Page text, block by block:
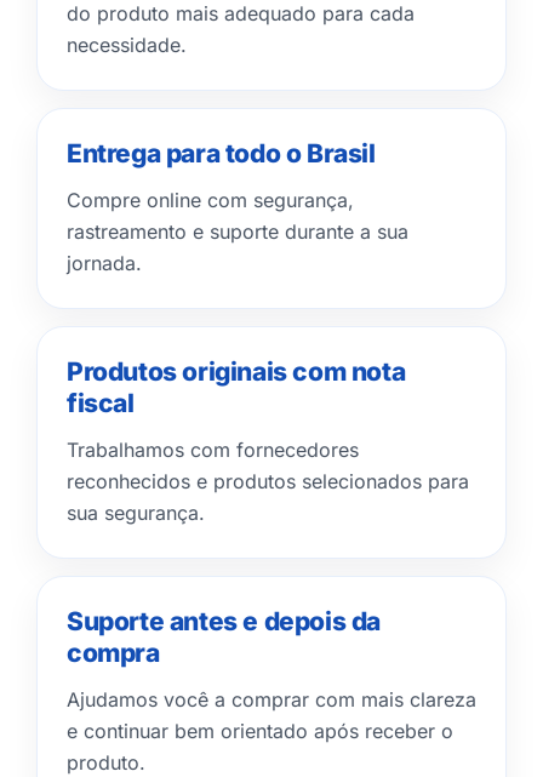
do produto mais adequado para cada
necessidade.
Entrega para todo o Brasil
Compre online com segurança,
rastreamento e suporte durante a sua
jornada.
Produtos originais com nota
fiscal
Trabalhamos com fornecedores
reconhecidos e produtos selecionados para
sua segurança.
Suporte antes e depois da
compra
Ajudamos você a comprar com mais clareza
e continuar bem orientado após receber o
produto.